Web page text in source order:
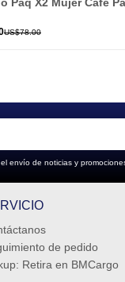
Paq X2 Mujer Café
US$78.00
envío de noticias y
de pedido
Retira en BMCargo